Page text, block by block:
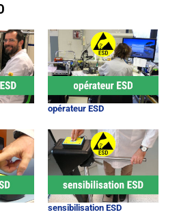
opérateur ESD
sensibilisation ESD